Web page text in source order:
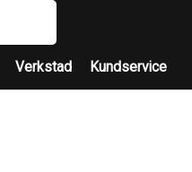
Verkstad Kundservice